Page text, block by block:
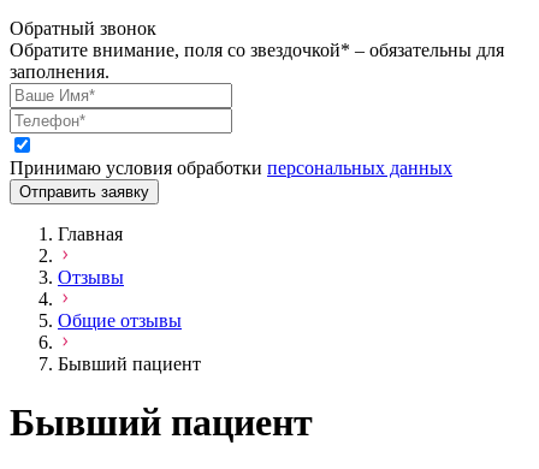
Обратный звонок
Обратите внимание, поля со звездочкой* – обязательны для
заполнения.
Принимаю условия обработки персональных данных
Отправить заявку
Главная
Отзывы
Общие отзывы
Бывший пациент
Бывший пациент